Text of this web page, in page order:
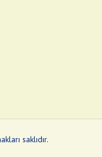
saklıdır.